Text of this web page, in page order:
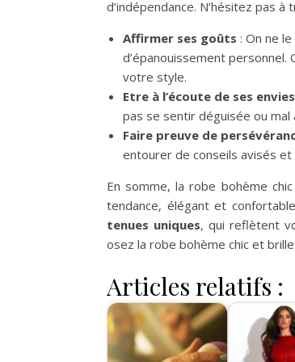
d’indépendance. N’hésitez pas
Affirmer ses goûts : On ne
d’épanouissement
votre style.
Etre à l’écoute de ses envies
pas se sentir déguisée ou mal
Faire preuve de
entourer de conseils avisés
En somme, la robe bohème
tendance, élégant et
tenues uniques, qui reflètent
osez la robe bohème chic et
Articles relatifs :